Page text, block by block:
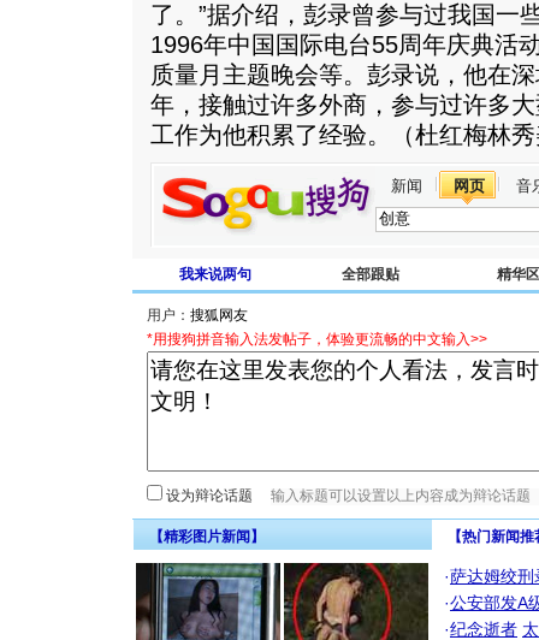
了。”据介绍，彭录曾参与过我国一
1996年中国国际电台55周年庆典活
质量月主题晚会等。彭录说，他在
年，接触过许多外商，参与过许多
工作为他积累了经验。（杜红梅林
新闻 网页 音
我来说两句 全部跟贴 精华区
用户：
*用搜狗拼音输入法发帖子，体验更流畅的中文输入>>
设为辩论话题
【精彩图片新闻】 【热门新闻
·萨达姆绞刑
·公安部发A
·纪念逝者